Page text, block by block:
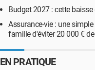
Budget 2027 : cette
Assurance-vie : une
famille d'éviter 20 000 €
EN PRATIQUE